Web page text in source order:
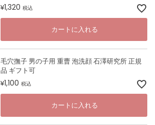
¥1,320 税込
カートに入れる
毛穴撫子 男の子用 重曹 泡洗顔 石澤研究所 正規
品 ギフト可
¥1,100 税込
カートに入れる